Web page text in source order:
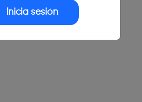
Inicia sesión